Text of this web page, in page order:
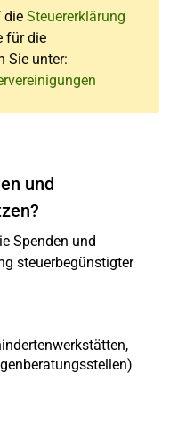
die Steuererklärung
für die
Sie unter:
und
Spenden und
steuerbegünstigter